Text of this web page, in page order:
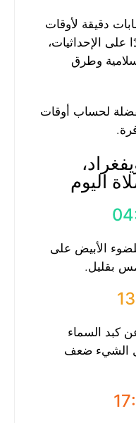
دقيقة لأوقات
على الإحداثيات،
وطرق
لحساب أوقات
اليوم
الأبيض على
بقليل.
كبد السماء
الشيء ضعف